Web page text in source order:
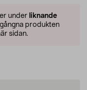
under liknande
produkten
sidan.